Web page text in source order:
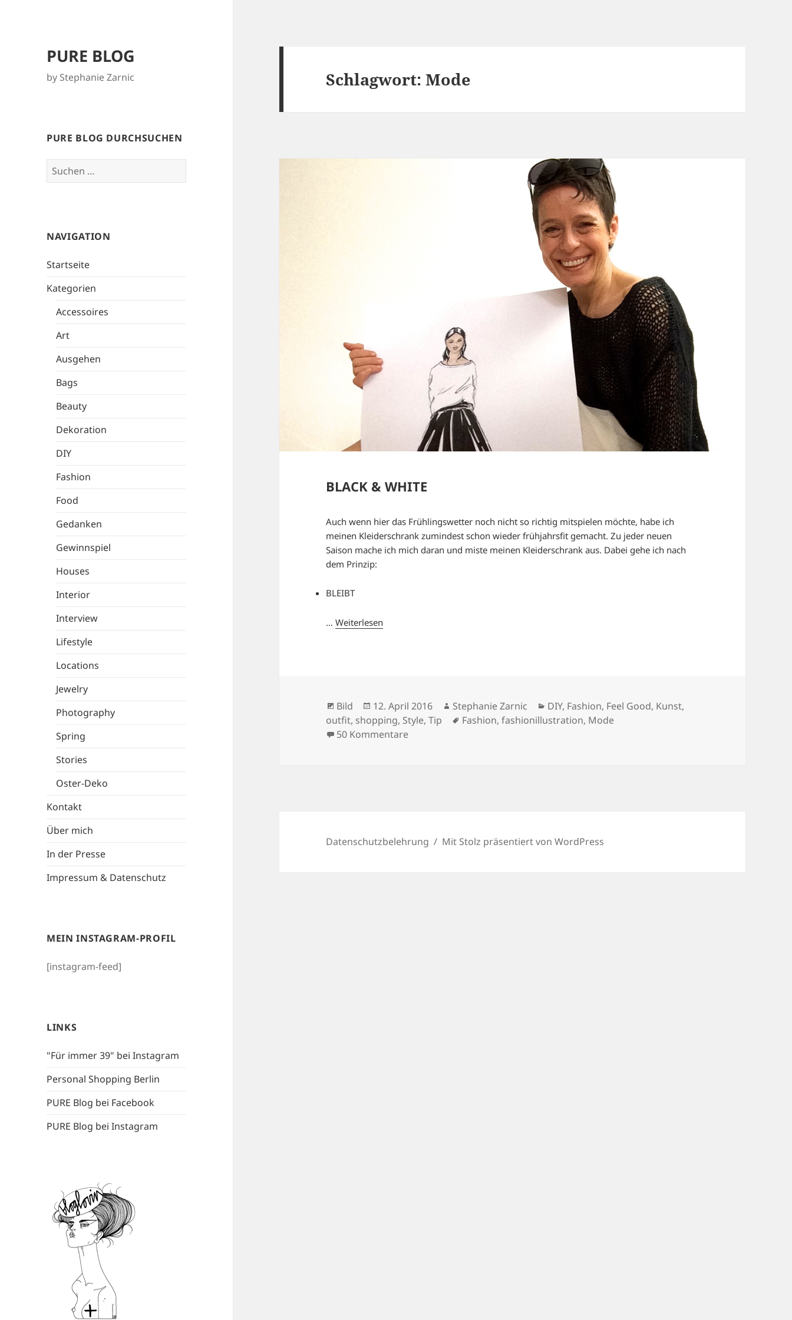
PURE BLOG
by Stephanie Zarnic
PURE BLOG DURCHSUCHEN
Suchen
nach:
NAVIGATION
Startseite
Kategorien
Accessoires
Art
Ausgehen
Bags
Beauty
Dekoration
DIY
Fashion
Food
Gedanken
Gewinnspiel
Houses
Interior
Interview
Lifestyle
Locations
Jewelry
Photography
Spring
Stories
Oster-Deko
Kontakt
Über mich
In der Presse
Impressum & Datenschutz
MEIN INSTAGRAM-PROFIL
[instagram-feed]
LINKS
"Für immer 39" bei Instagram
Personal Shopping Berlin
PURE Blog bei Facebook
PURE Blog bei Instagram
Schlagwort:Mode
BLACK & WHITE
Auch wenn hier das Frühlingswetter noch nicht so richtig mitspielen möchte, habe ich
meinen Kleiderschrank zumindest schon wieder frühjahrsfit gemacht. Zu jeder neuen
Saison mache ich mich daran und miste meinen Kleiderschrank aus. Dabei gehe ich nach
dem Prinzip:
BLEIBT
…Weiterlesen
Format
Bild
Veröffentlicht
am
12. April 2016 Autor
Stephanie Zarnic Kategorien
DIY, Fashion, Feel Good, Kunst,
outfit, shopping, Style,Tip Schlagwörter
Fashion,fashionillustration, Mode
50 Kommentarezu BLACK & WHITE
Datenschutzbelehrung Mit Stolz präsentiert von WordPress